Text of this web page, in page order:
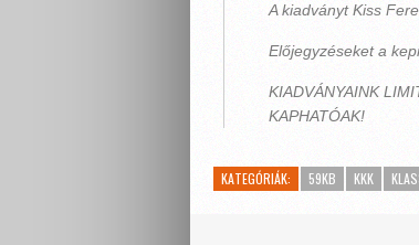
A kiadványt Kiss
Előjegyzéseket a
KIADVÁNYAINK
KAPHATÓAK!
KATEGÓRIÁK: 59KB KKK